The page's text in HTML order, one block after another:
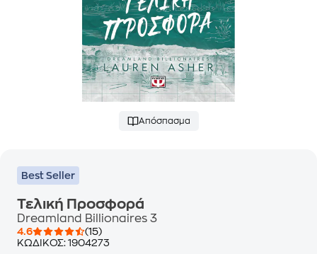
Απόσπασμα
Best Seller
Τελική Προσφορά
Dreamland Billionaires 3
4.6
(15)
ΚΩΔΙΚΟΣ: 1904273